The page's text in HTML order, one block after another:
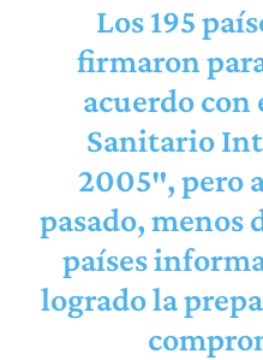
Los 195
firmaron
acuerdo con
Sanitario
2005″, pero
pasado, menos
países
logrado la